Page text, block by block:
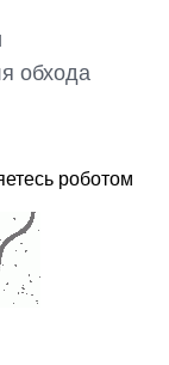
обхода
роботом